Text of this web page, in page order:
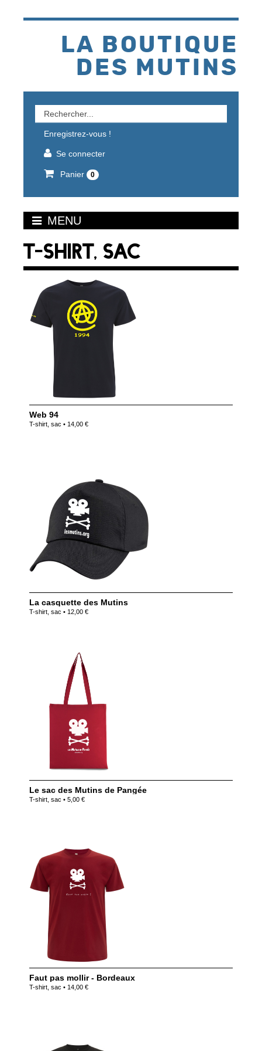
LA BOUTIQUE
DES MUTINS
Rechercher
un
produit
Enregistrez-vous !
Se connecter
Panier 0
MENU
T-SHIRT, SAC
Web 94
T-shirt, sac • 14,00 €
La casquette des Mutins
T-shirt, sac • 12,00 €
Le sac des Mutins de Pangée
T-shirt, sac • 5,00 €
Faut pas mollir - Bordeaux
T-shirt, sac • 14,00 €